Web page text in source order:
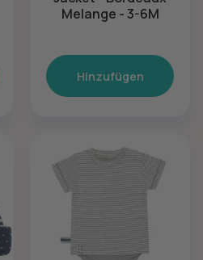
Melange - 3-6M
Hinzufügen